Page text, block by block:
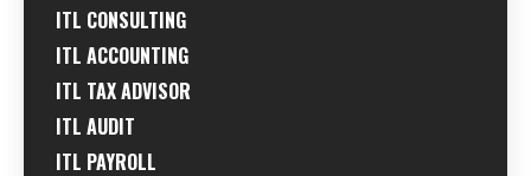
ITL CONSULTING
ITL ACCOUNTING
ITL TAX ADVISOR
ITL AUDIT
ITL PAYROLL